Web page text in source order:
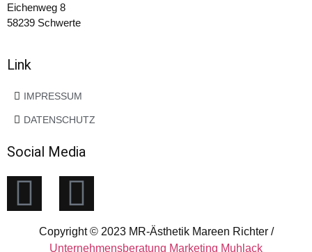
Eichenweg 8
58239 Schwerte
Link
IMPRESSUM
DATENSCHUTZ
Social Media
Copyright © 2023 MR-Ästhetik Mareen Richter /
Unternehmensberatung Marketing Muhlack